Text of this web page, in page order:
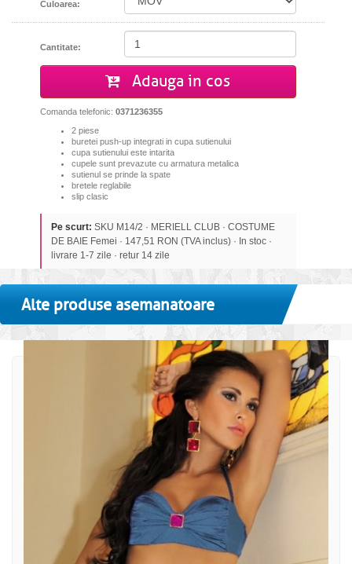
Culoarea:
Cantitate:
Adauga in cos
Comanda telefonic: 0371236355
2 piese
buretei push-up integrati in cupa sutienului
cupa sutienului este intarita
cupele sunt prevazute cu armatura metalica
sutienul se prinde la spate
bretele reglabile
slip clasic
Pe scurt: SKU M14/2 · MERIELL CLUB · COSTUME
DE BAIE Femei · 147,51 RON (TVA inclus) · In stoc ·
livrare 1-7 zile · retur 14 zile
Alte produse asemanatoare